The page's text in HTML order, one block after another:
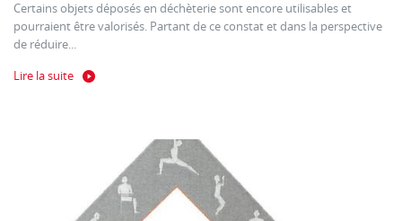
Certains objets déposés en déchèterie sont encore utilisables et
pourraient être valorisés. Partant de ce constat et dans la perspective
de réduire...
Lire la suite